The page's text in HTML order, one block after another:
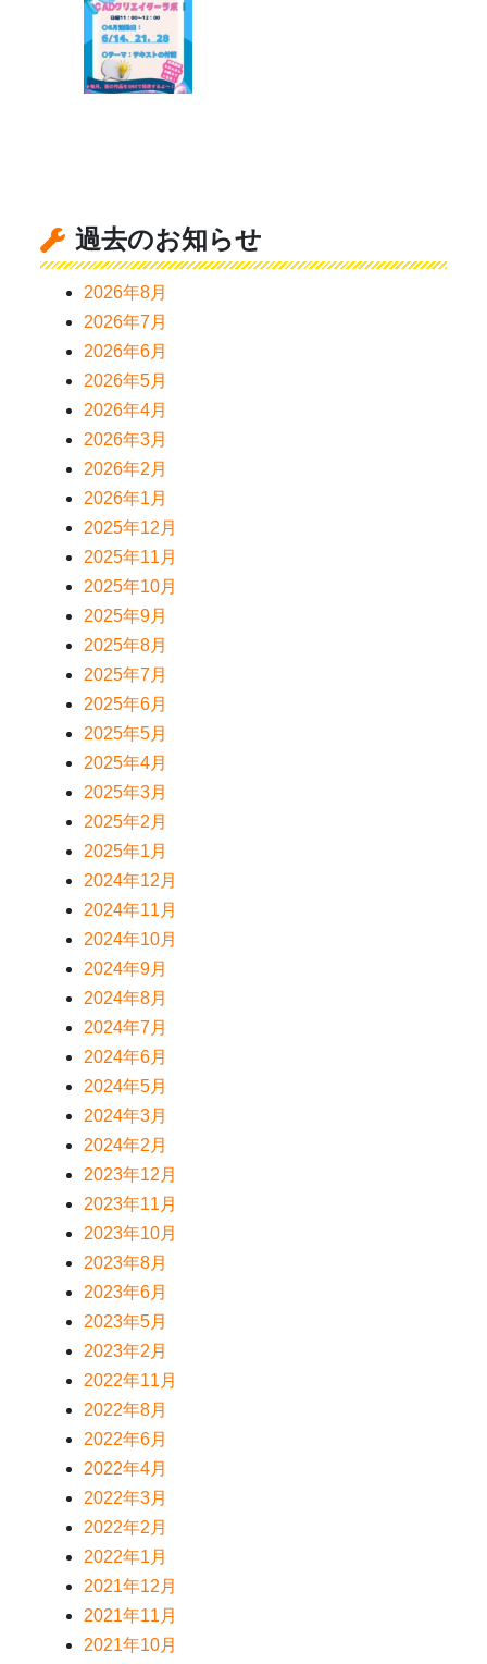
過去のお知らせ
2026年8月
2026年7月
2026年6月
2026年5月
2026年4月
2026年3月
2026年2月
2026年1月
2025年12月
2025年11月
2025年10月
2025年9月
2025年8月
2025年7月
2025年6月
2025年5月
2025年4月
2025年3月
2025年2月
2025年1月
2024年12月
2024年11月
2024年10月
2024年9月
2024年8月
2024年7月
2024年6月
2024年5月
2024年3月
2024年2月
2023年12月
2023年11月
2023年10月
2023年8月
2023年6月
2023年5月
2023年2月
2022年11月
2022年8月
2022年6月
2022年4月
2022年3月
2022年2月
2022年1月
2021年12月
2021年11月
2021年10月